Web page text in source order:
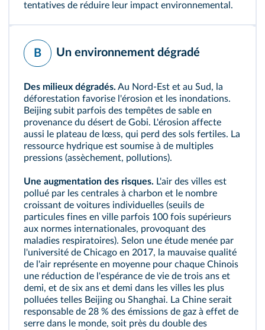
tentatives de réduire leur impact environnemental.
B Un environnement dégradé
Des milieux dégradés. Au Nord‑Est et au Sud, la
déforestation favorise l'érosion et les inondations.
Beijing subit parfois des tempêtes de sable en
provenance du désert de Gobi. L'érosion affecte
aussi le plateau de lœss, qui perd des sols fertiles. La
ressource hydrique est soumise à de multiples
pressions (assèchement, pollutions).
Une augmentation des risques. L'air des villes est
pollué par les centrales à charbon et le nombre
croissant de voitures individuelles (seuils de
particules fines en ville parfois 100 fois supérieurs
aux normes internationales, provoquant des
maladies respiratoires). Selon une étude menée par
l'université de Chicago en 2017, la mauvaise qualité
de l'air représente en moyenne pour chaque Chinois
une réduction de l'espérance de vie de trois ans et
demi, et de six ans et demi dans les villes les plus
polluées telles Beijing ou Shanghai. La Chine serait
responsable de 28 % des émissions de gaz à effet de
serre dans le monde, soit près du double des